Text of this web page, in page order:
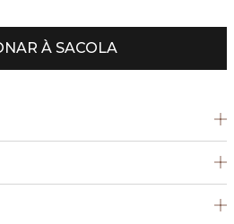
À SACOLA